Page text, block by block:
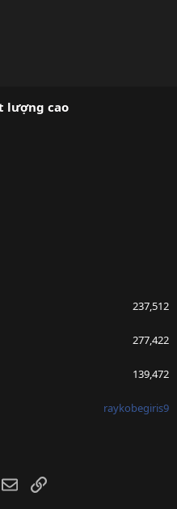
lượng cao
237,512
277,422
139,472
raykobegiris9
EmailLink